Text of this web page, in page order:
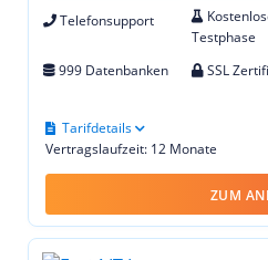
Telefonsupport
Testphase
999 Datenbanken SSL
Vertragslaufzeit: 12 Monate
Tarifdetails
ZUM